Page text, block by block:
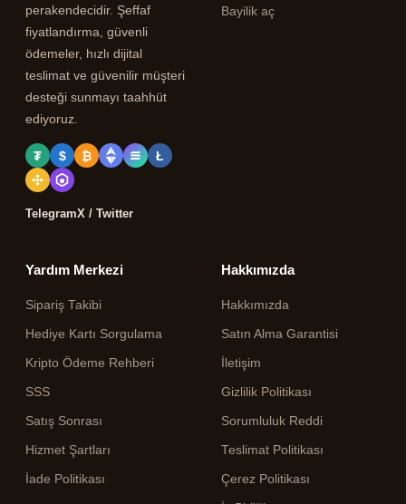
perakendecidir. Şeffaf
fiyatlandırma, güvenli
ödemeler, hızlı dijital
teslimat ve güvenilir müşteri
desteği sunmayı taahhüt
ediyoruz.
₮ $ ₿ Ł
TelegramX / Twitter
Bayilik aç
Yardım Merkezi
Sipariş Takibi
Hediye Kartı Sorgulama
Kripto Ödeme Rehberi
SSS
Satış Sonrası
Hizmet Şartları
İade Politikası
Hakkımızda
Hakkımızda
Satın Alma Garantisi
İletişim
Gizlilik Politikası
Sorumluluk Reddi
Teslimat Politikası
Çerez Politikası